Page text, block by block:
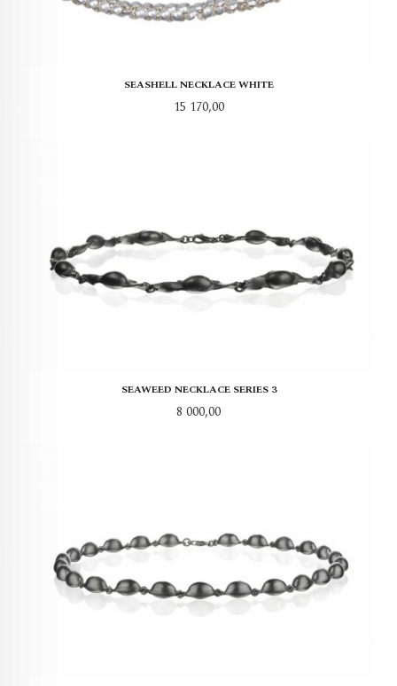
SEASHELL NECKLACE WHITE
Pris
15 170,00
SEAWEED NECKLACE SERIES 3
Pris
8 000,00